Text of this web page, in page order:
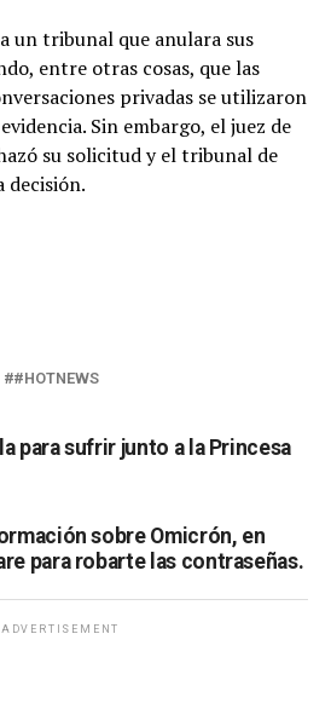
un tribunal que anulara sus
entre otras cosas, que las
privadas se utilizaron
Sin embargo, el juez de
su solicitud y el tribunal de
decisión.
#HOTNEWS
para sufrir junto a la Princesa
sobre Omicrón, en
para robarte las contraseñas.
ADVERTISEMENT